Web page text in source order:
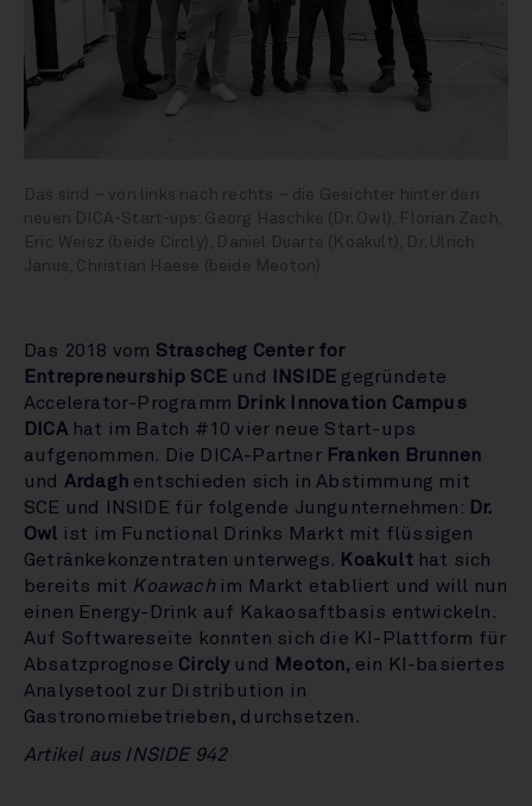
Das sind – von links nach rechts – die Gesichter hinter den
neuen DICA-Start-ups: Georg Haschke (Dr. Owl), Florian Zach,
Eric Weisz (beide Circly), Daniel Duarte (Koakult), Dr. Ulrich
Janus, Christian Haese (beide Meoton)
Das 2018 vom Strascheg Center for
Entrepreneurship SCE und INSIDE gegründete
Accelerator-Programm Drink Innovation Campus
DICAhat im Batch #10 vier neue Start-ups
aufgenommen. Die DICA-Partner Franken Brunnen
und Ardagh entschieden sich in Abstimmung mit
SCE und INSIDE für folgende Jungunternehmen: Dr.
Owl ist im Functional Drinks Markt mit flüssigen
Getränkekonzentraten unterwegs. Koakult hat sich
bereits mit Koawachim Markt etabliert und will nun
einen Energy-Drink auf Kakaosaftbasis entwickeln.
Auf Softwareseite konnten sich die KI-Plattform für
Absatzprognose Circly und Meoton, ein KI-basiertes
Analysetool zur Distribution in
Gastronomiebetrieben, durchsetzen.
Artikel aus INSIDE 942